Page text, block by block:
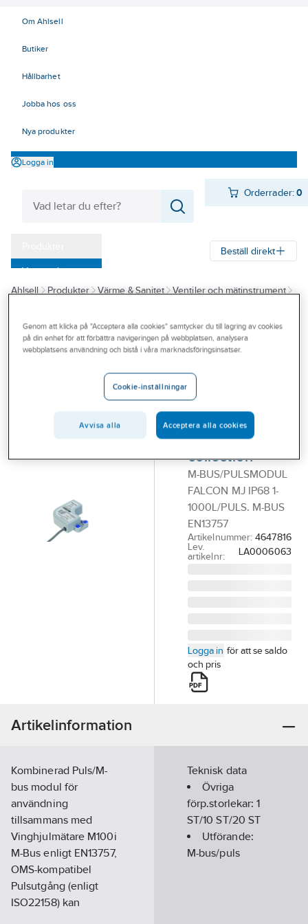
Om Ahlsell
Butiker
Hållbarhet
Jobba hos oss
Nya produkter
Logga in
Orderrader:0
Varumärken
Kampanjer
Branscher
Beställ direkt
Ahlsell Produkter Värme & Sanitet
Ventiler och mätinstrument
A-COLLECTION
M-bus-
pulsmodul
Falcon MJ för
vinghjulmätare
M100i, a-
collection
M-BUS/PULSMODUL
FALCON MJ IP68 1-
1000L/PULS. M-BUS
EN13757
Artikelnummer: 4647816
Lev.
artikelnr:
LA0006063
Logga in för att se saldo
och pris
Artikelinformation
Kombinerad Puls/M-
bus modul för
användning
tillsammans med
Vinghjulmätare M100i
M-Bus enligt EN13757,
OMS-kompatibel
Pulsutgång (enligt
ISO22158) kan
Teknisk data
Övriga
förp.storlekar:1
ST/10 ST/20 ST
Utförande:
M-bus/puls
Genom att klicka på "Acceptera alla cookies" samtycker du till lagring av cookies
på din enhet för att förbättra navigeringen på webbplatsen, analysera
webbplatsens användning och bistå i våra marknadsföringsinsatser.
Cookie-inställningar
Avvisa alla Acceptera alla cookies